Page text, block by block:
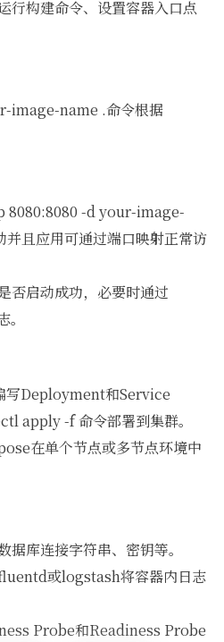
行构建命令、设置容器入口点
image-name .命令根据
8080:8080 -d your-image-
且应用可通过端口映射正常访
否启动成功，必要时通过
写Deployment和Service
apply -f 命令部署到集群。
在单个节点或多节点环境中
库连接字符串、密钥等。
或logstash将容器内日志
Probe和Readiness Probe